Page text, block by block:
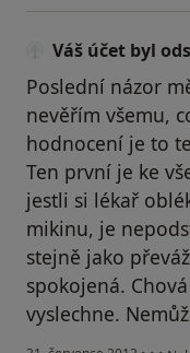
Váš účet byl
Poslední názor
nevěřím všemu,
hodnocení je to
Ten první je ke
jestli si lékař
mikinu, je
stejně jako
spokojená.
vyslechne.